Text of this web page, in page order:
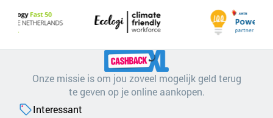
Onze missie is om jou zoveel mogelijk geld terug
te geven op je online aankopen.
Interessant